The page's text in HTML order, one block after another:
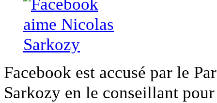
Facebook est accusé par le
Sarkozy en le conseillant